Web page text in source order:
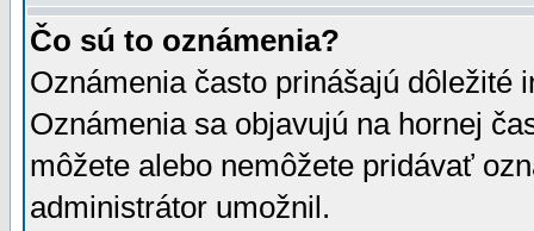
Čo sú to oznámenia?
Oznámenia často prinášajú dôležité
Oznámenia sa objavujú na hornej
môžete alebo nemôžete pridávať
administrátor umožnil.